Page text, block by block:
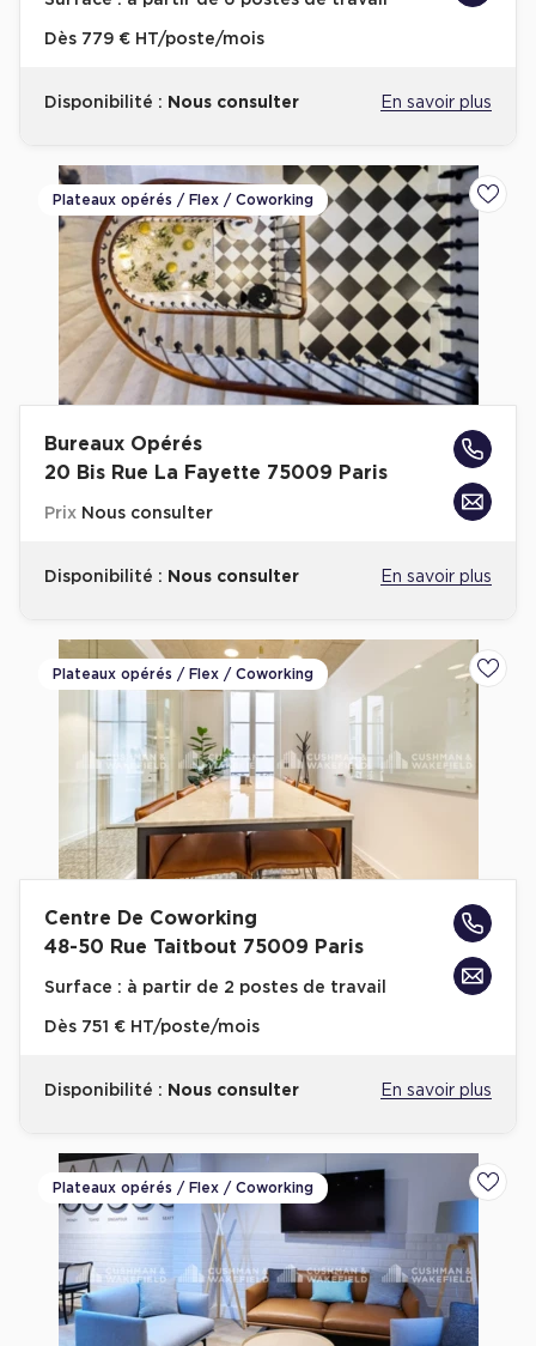
Dès 779 € HT/poste/mois
Disponibilité : Nous consulter En savoir plus
Plateaux opérés / Flex / Coworking
Bureaux Opérés
20 Bis Rue La Fayette 75009 Paris
Prix Nous consulter
Disponibilité : Nous consulter En savoir plus
Plateaux opérés / Flex / Coworking
Centre De Coworking
48-50 Rue Taitbout 75009 Paris
Surface : à partir de 2 postes de travail
Dès 751 € HT/poste/mois
Disponibilité : Nous consulter En savoir plus
Plateaux opérés / Flex / Coworking